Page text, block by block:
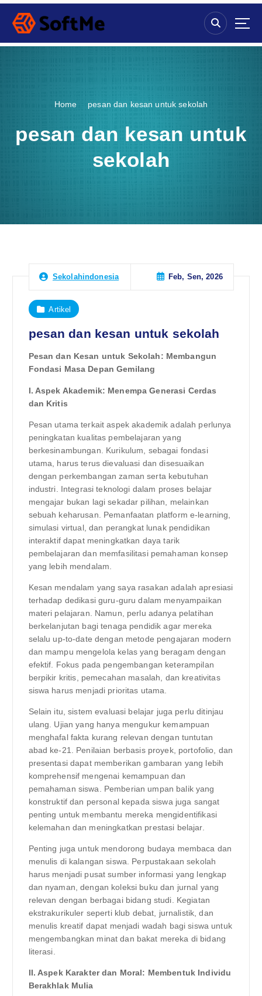
S
p
Home pesan dan kesan untuk sekolah
pesan dan kesan untuk
sekolah
Sekolahindonesia Feb, Sen, 2026
Artikel
pesan dan kesan untuk sekolah
Pesan dan Kesan untuk Sekolah: Membangun
Fondasi Masa Depan Gemilang
I. Aspek Akademik: Menempa Generasi Cerdas
dan Kritis
Pesan utama terkait aspek akademik adalah perlunya
peningkatan kualitas pembelajaran yang
berkesinambungan. Kurikulum, sebagai fondasi
utama, harus terus dievaluasi dan disesuaikan
dengan perkembangan zaman serta kebutuhan
industri. Integrasi teknologi dalam proses belajar
mengajar bukan lagi sekadar pilihan, melainkan
sebuah keharusan. Pemanfaatan platform e-learning,
simulasi virtual, dan perangkat lunak pendidikan
interaktif dapat meningkatkan daya tarik
pembelajaran dan memfasilitasi pemahaman konsep
yang lebih mendalam.
Kesan mendalam yang saya rasakan adalah apresiasi
terhadap dedikasi guru-guru dalam menyampaikan
materi pelajaran. Namun, perlu adanya pelatihan
berkelanjutan bagi tenaga pendidik agar mereka
selalu up-to-date dengan metode pengajaran modern
dan mampu mengelola kelas yang beragam dengan
efektif. Fokus pada pengembangan keterampilan
berpikir kritis, pemecahan masalah, dan kreativitas
siswa harus menjadi prioritas utama.
Selain itu, sistem evaluasi belajar juga perlu ditinjau
ulang. Ujian yang hanya mengukur kemampuan
menghafal fakta kurang relevan dengan tuntutan
abad ke-21. Penilaian berbasis proyek, portofolio, dan
presentasi dapat memberikan gambaran yang lebih
komprehensif mengenai kemampuan dan
pemahaman siswa. Pemberian umpan balik yang
konstruktif dan personal kepada siswa juga sangat
penting untuk membantu mereka mengidentifikasi
kelemahan dan meningkatkan prestasi belajar.
Penting juga untuk mendorong budaya membaca dan
menulis di kalangan siswa. Perpustakaan sekolah
harus menjadi pusat sumber informasi yang lengkap
dan nyaman, dengan koleksi buku dan jurnal yang
relevan dengan berbagai bidang studi. Kegiatan
ekstrakurikuler seperti klub debat, jurnalistik, dan
menulis kreatif dapat menjadi wadah bagi siswa untuk
mengembangkan minat dan bakat mereka di bidang
literasi.
II. Aspek Karakter dan Moral: Membentuk Individu
Berakhlak Mulia